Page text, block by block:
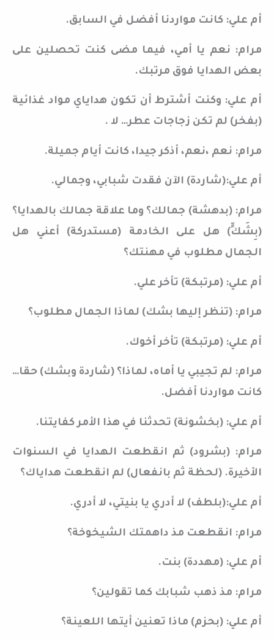
أم علي: كانت مواردنا أفضل في السابق.
مرام: نعم يا أمي، فيما مضى كنت تحصلين على
بعض الهدايا فوق مرتبك.
أم علي: وكنت أشترط أن تكون هداياي مواد غذائية
(بفخر) لم تكن زجاجات عطر… لا .
مرام: نعم ،نعم، أذكر جيدا، كانت أيام جميلة.
أم علي:(شاردة) الآن فقدت شبابي، وجمالي.
مرام: (بدهشة) جمالك؟ وما علاقة جمالك بالهدايا؟
(بِشَكٍّ) هل على الخادمة (مستدركة) أعني هل
الجمال مطلوب في مهنتك؟
أم علي: (مرتبكة) تأخر علي.
مرام: (تنظر إليها بشك) لماذا الجمال مطلوب؟
أم علي: (مرتبكة) تأخر أخوك.
مرام: لم تجيبي يا أماه، لماذا؟ (شاردة وبشك) حقا…
كانت مواردنا أفضل.
أم علي: (بخشونة) تحدثنا في هذا الأمر كفايتنا.
مرام: (بشرود) ثم انقطعت الهدايا في السنوات
الأخيرة. (لحظة ثم بانفعال) لم انقطعت هداياك؟
أم علي:(بلطف) لا أدري يا بنيتي، لا أدري.
مرام: انقطعت مذ داهمتك الشيخوخة؟
أم علي: (مهددة) بنت.
مرام: مذ ذهب شبابك كما تقولين؟
أم علي: (بحزم) ماذا تعنين أيتها اللعينة؟